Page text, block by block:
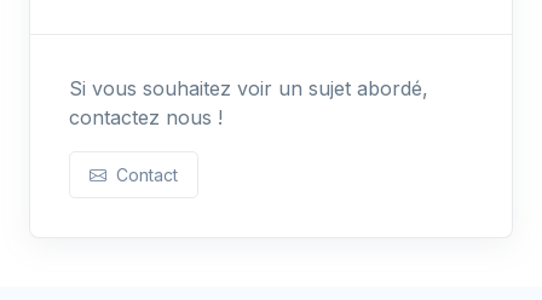
Si vous souhaitez voir un sujet abordé,
contactez nous !
Contact